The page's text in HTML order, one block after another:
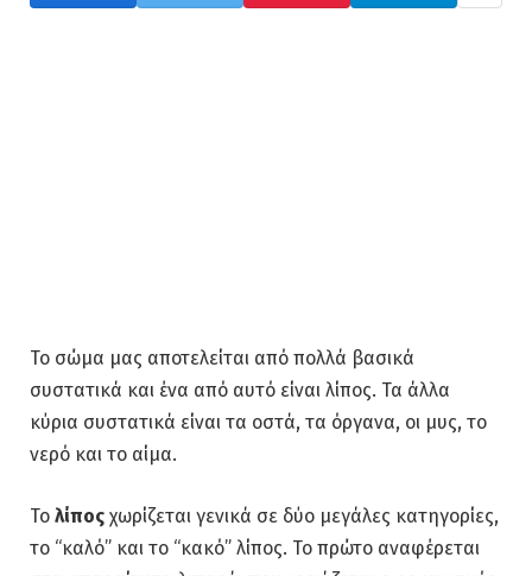
Το σώμα μας αποτελείται από πολλά βασικά
συστατικά και ένα από αυτό είναι λίπος. Τα άλλα
κύρια συστατικά είναι τα οστά, τα όργανα, οι μυς, το
νερό και το αίμα.
Το λίπος χωρίζεται γενικά σε δύο μεγάλες κατηγορίες,
το “καλό” και το “κακό” λίπος. Το πρώτο αναφέρεται